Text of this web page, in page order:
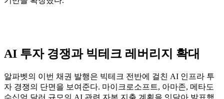
AI 투자 경쟁과 빅테크 레버리지 확대
알파벳의 이번 채권 발행은 빅테크 전반에 걸친 AI 인프라 투
자 경쟁의 단면을 보여준다. 마이크로소프트, 아마존, 메타도
수십억 달러 규모의 AI 관련 자본 지출 계획을 잇달아 발표했